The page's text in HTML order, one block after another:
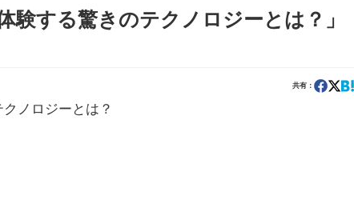
験する驚きのテクノロジーとは？」
共有：
ノロジーとは？